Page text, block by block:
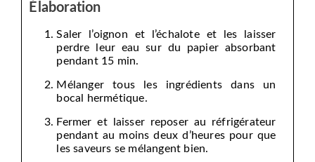
Élaboration
Saler l’oignon et l’échalote et les laisser
perdre leur eau sur du papier absorbant
pendant 15 min.
Mélanger tous les ingrédients dans un
bocal hermétique.
Fermer et laisser reposer au réfrigérateur
pendant au moins deux d’heures pour que
les saveurs se mélangent bien.